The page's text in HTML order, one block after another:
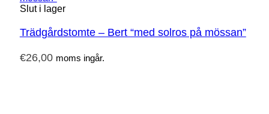
Slut i lager
Trädgårdstomte – Bert “med solros på mössan”
€26,00 moms ingår.